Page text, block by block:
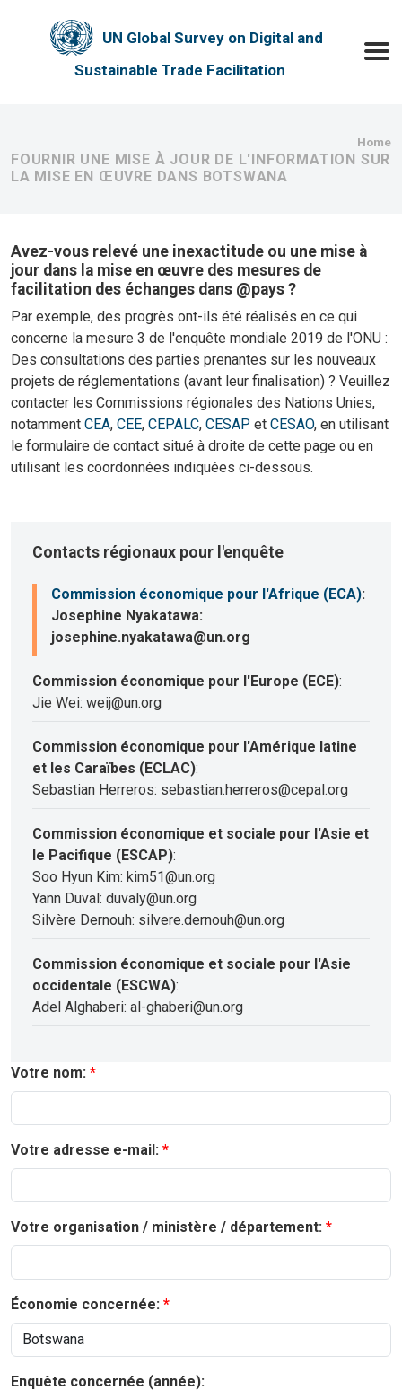
UN Global Survey on Digital and
Sustainable Trade Facilitation
Home
FOURNIR UNE MISE À JOUR DE L'INFORMATION SUR
LA MISE EN ŒUVRE DANS BOTSWANA
Avez-vous relevé une inexactitude ou une mise à
jour dans la mise en œuvre des mesures de
facilitation des échanges dans @pays ?
Par exemple, des progrès ont-ils été réalisés en ce qui
concerne la mesure 3 de l'enquête mondiale 2019 de l'ONU :
Des consultations des parties prenantes sur les nouveaux
projets de réglementations (avant leur finalisation) ? Veuillez
contacter les Commissions régionales des Nations Unies,
notamment CEA, CEE, CEPALC, CESAP et CESAO, en utilisant
le formulaire de contact situé à droite de cette page ou en
utilisant les coordonnées indiquées ci-dessous.
Contacts régionaux pour l'enquête
Commission économique pour l'Afrique (ECA):
Josephine Nyakatawa:
josephine.nyakatawa@un.org
Commission économique pour l'Europe (ECE):
Jie Wei: weij@un.org
Commission économique pour l'Amérique latine
et les Caraïbes (ECLAC):
Sebastian Herreros: sebastian.herreros@cepal.org
Commission économique et sociale pour l'Asie et
le Pacifique (ESCAP):
Soo Hyun Kim: kim51@un.org
Yann Duval: duvaly@un.org
Silvère Dernouh: silvere.dernouh@un.org
Commission économique et sociale pour l'Asie
occidentale (ESCWA):
Adel Alghaberi: al-ghaberi@un.org
Votre nom:
Votre adresse e-mail:
Votre organisation / ministère / département:
Économie concernée:
Enquête concernée (année):